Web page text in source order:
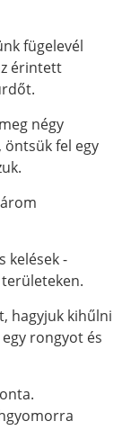
fügelevél
érintett
négy
öntsük fel egy
kelések -
hagyjuk kihűlni
rongyot és